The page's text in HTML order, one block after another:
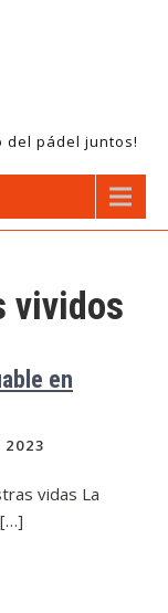
del pádel juntos!
vividos
en
2023
vidas La